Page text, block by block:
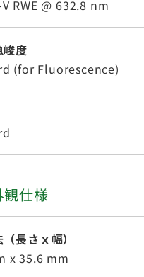
RWE @ 632.8 nm
峻度
(for Fluorescence)
仕様
長さｘ幅）
x 35.6 mm